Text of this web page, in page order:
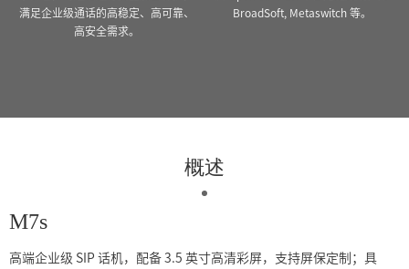
满足企业级通话的高稳定、高可靠、
高安全需求。
BroadSoft, Metaswitch 等。
概述
M7s
高端企业级 SIP 话机，配备 3.5 英寸高清彩屏，支持屏保定制；具